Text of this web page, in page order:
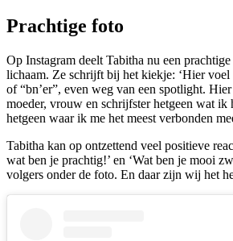
Prachtige foto
Op Instagram deelt Tabitha nu een
lichaam. Ze schrijft bij het kiekje: ‘Hier
of “bn’er”, even weg van een spotlight.
moeder, vrouw en schrijfster hetgeen wat ik
hetgeen waar ik me het meest verbonden
Tabitha kan op ontzettend veel positieve
wat ben je prachtig!’ en ‘Wat ben je mooi
volgers onder de foto. En daar zijn wij het